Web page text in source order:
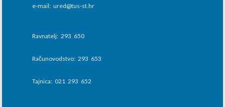
e-mail: ured@tus-st.hr
Ravnatelj: 293 650
Računovodstvo: 293 653
Tajnica: 021 293 652